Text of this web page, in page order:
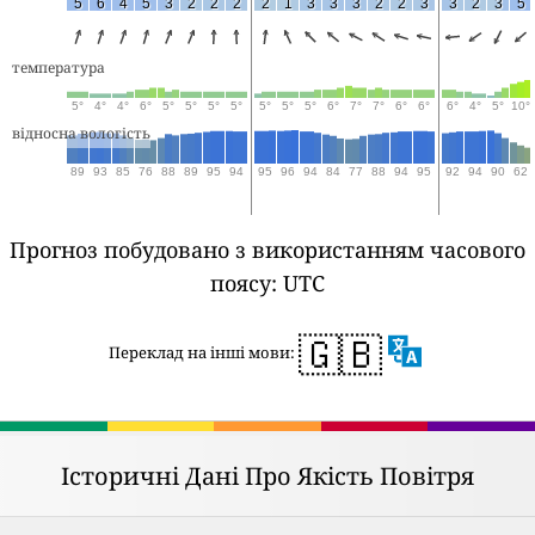
5 6 4 5 3 2 2 2 2 1 3 3 3 2 2 3 3 2 3 5
температура
5° 4° 4° 6° 5° 5° 5° 5° 5° 5° 5° 6° 7° 7° 6° 6° 6° 4° 5° 10°
відносна вологість
89 93 85 76 88 89 95 94 95 96 94 84 77 88 94 95 92 94 90 62
Прогноз побудовано з використанням часового
поясу: UTC
Переклад на інші мови: 🇬🇧
Історичні Дані Про Якість Повітря